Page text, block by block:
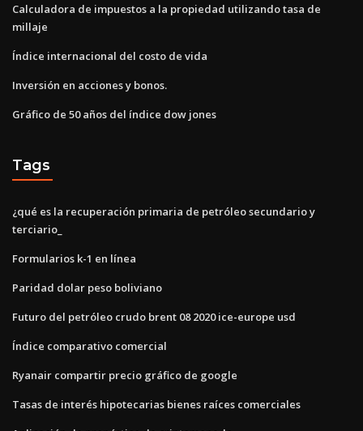
Calculadora de impuestos a la propiedad utilizando tasa de
millaje
Índice internacional del costo de vida
Inversión en acciones y bonos.
Gráfico de 50 años del índice dow jones
Tags
¿qué es la recuperación primaria de petróleo secundario y
terciario_
Formularios k-1 en línea
Paridad dolar peso boliviano
Futuro del petróleo crudo brent 08 2020 ice-europe usd
Índice comparativo comercial
Ryanair compartir precio gráfico de google
Tasas de interés hipotecarias bienes raíces comerciales